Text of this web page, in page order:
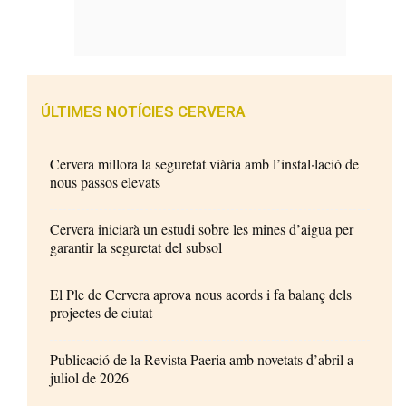
ÚLTIMES NOTÍCIES CERVERA
Cervera millora la seguretat viària amb l’instal·lació de
nous passos elevats
Cervera iniciarà un estudi sobre les mines d’aigua per
garantir la seguretat del subsol
El Ple de Cervera aprova nous acords i fa balanç dels
projectes de ciutat
Publicació de la Revista Paeria amb novetats d’abril a
juliol de 2026